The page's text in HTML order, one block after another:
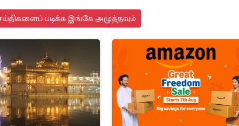
படிக்க இங்கே அழுத்தவும்